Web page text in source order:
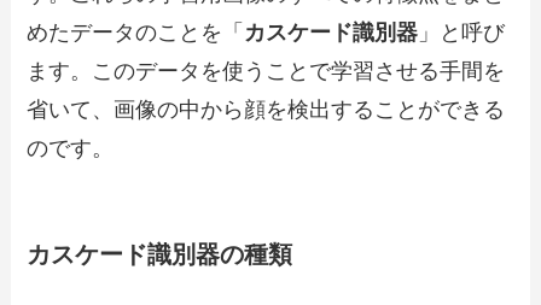
めたデータのことを「 カスケード識別器 」と呼び
ます。このデータを使うことで学習させる手間を
省いて、画像の中から顔を検出することができる
のです。
カスケード識別器の種類